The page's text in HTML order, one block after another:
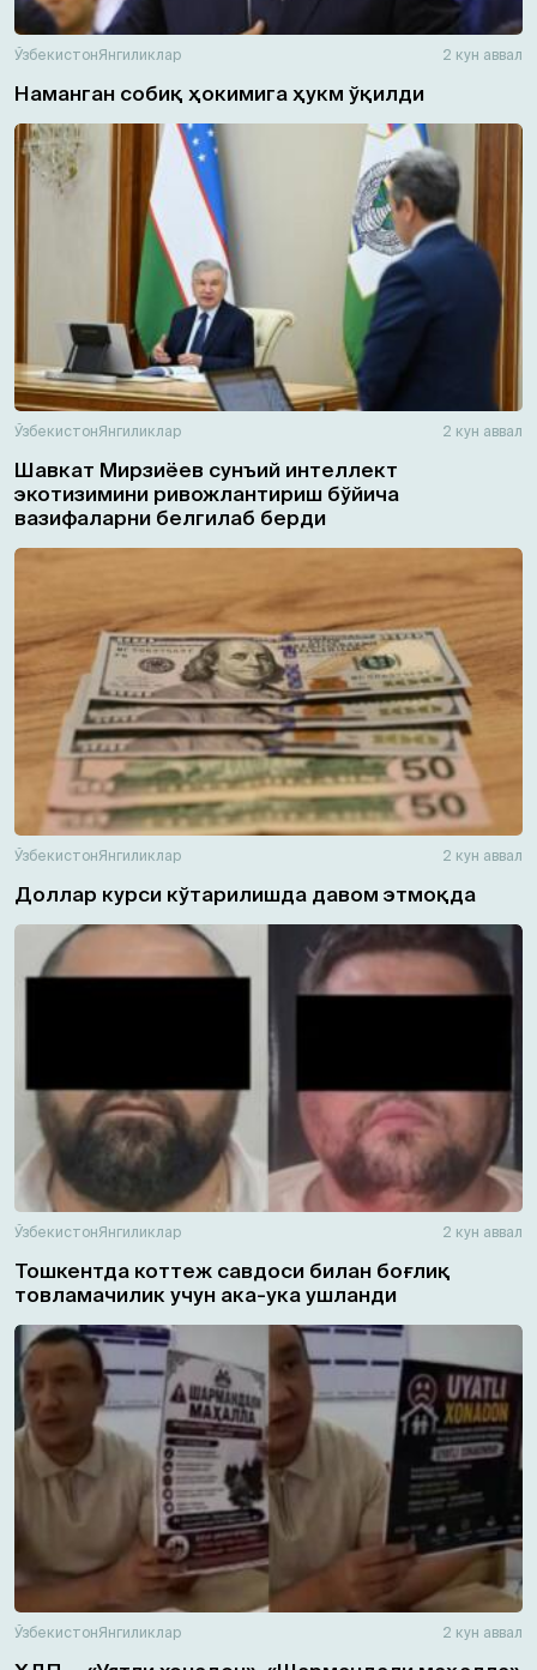
ЎзбекистонЯнгиликлар 2 кун аввал
Наманган собиқ ҳокимига ҳукм ўқилди
ЎзбекистонЯнгиликлар 2 кун аввал
Шавкат Мирзиёев сунъий интеллект
экотизимини ривожлантириш бўйича
вазифаларни белгилаб берди
ЎзбекистонЯнгиликлар 2 кун аввал
Доллар курси кўтарилишда давом этмоқда
ЎзбекистонЯнгиликлар 2 кун аввал
Тошкентда коттеж савдоси билан боғлиқ
товламачилик учун ака-ука ушланди
ЎзбекистонЯнгиликлар 2 кун аввал